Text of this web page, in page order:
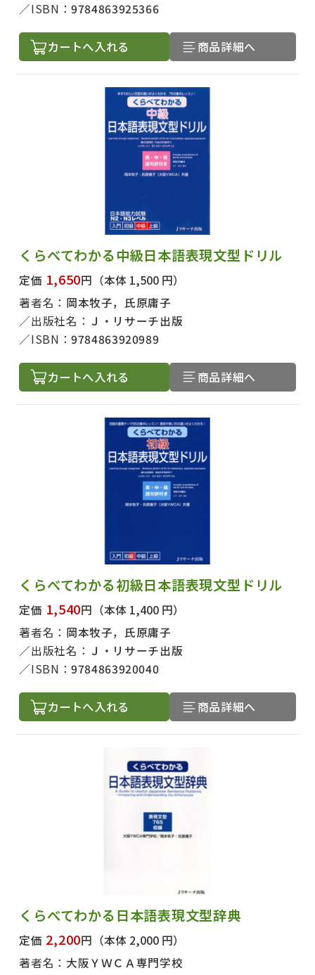
ISBN：9784863925366
カートへ入れる 商品詳細へ
くらべてわかる中級日本語表現文型ドリル
定価 1,650円 （本体 1,500 円）
著者名： 岡本牧子，氏原庸子
出版社名： Ｊ・リサーチ出版
ISBN：9784863920989
カートへ入れる 商品詳細へ
くらべてわかる初級日本語表現文型ドリル
定価 1,540円 （本体 1,400 円）
著者名： 岡本牧子，氏原庸子
出版社名： Ｊ・リサーチ出版
ISBN：9784863920040
カートへ入れる 商品詳細へ
くらべてわかる日本語表現文型辞典
定価 2,200円 （本体 2,000 円）
著者名： 大阪ＹＷＣＡ専門学校